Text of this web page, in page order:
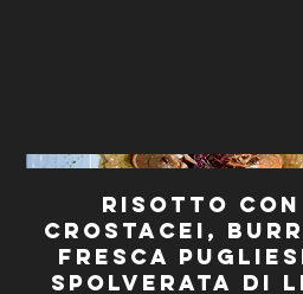
Risotto con
Crostacei,
fresca
spolverata di